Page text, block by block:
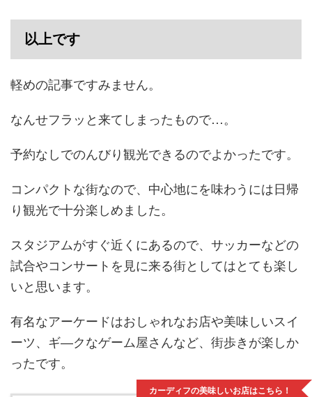
以上です
軽めの記事ですみません。
なんせフラッと来てしまったもので…。
予約なしでのんびり観光できるのでよかったです。
コンパクトな街なので、中心地にを味わうには日帰
り観光で十分楽しめました。
スタジアムがすぐ近くにあるので、サッカーなどの
試合やコンサートを見に来る街としてはとても楽し
いと思います。
有名なアーケードはおしゃれなお店や美味しいスイ
ーツ、ギ―クなゲーム屋さんなど、街歩きが楽しか
ったです。
カーディフの美味しいお店はこちら！